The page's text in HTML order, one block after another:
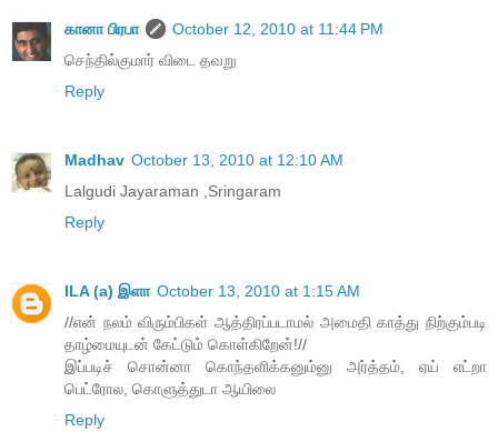
கானா பிரபா
October 12, 2010 at 11:44 PM
செந்தில்குமார் விடை தவறு
Reply
Madhav October 13, 2010 at 12:10 AM
Lalgudi Jayaraman ,Sringaram
Reply
ILA (a) இளா October 13, 2010 at 1:15 AM
//என் நலம் விரும்பிகள் ஆத்திரப்படாமல் அமைதி காத்து நிற்கும்படி
தாழ்மையுடன் கேட்டும் கொள்கிறேன்!//
இப்படிச் சொன்னா கொந்தளிக்கனும்னு அர்த்தம், ஏய் எட்றா
பெட்ரோல, கொளுத்துடா ஆயிலை
Reply